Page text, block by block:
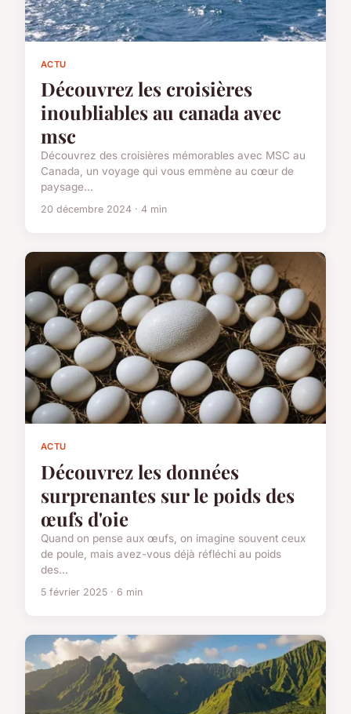
ACTU
Découvrez les croisières
inoubliables au canada avec
msc
Découvrez des croisières mémorables avec MSC au
Canada, un voyage qui vous emmène au cœur de
paysage...
20 décembre 2024 · 4 min
ACTU
Découvrez les données
surprenantes sur le poids des
œufs d'oie
Quand on pense aux œufs, on imagine souvent ceux
de poule, mais avez-vous déjà réfléchi au poids
des...
5 février 2025 · 6 min